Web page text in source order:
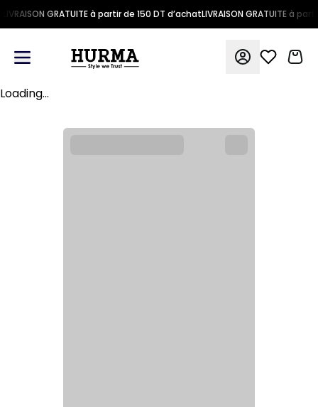
LIVRAISON GRATUITE à partir de 150 DT d’achatLIVRAISON GRATUITE à
Loading...